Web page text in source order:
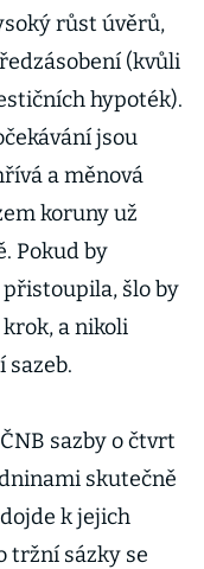
růst úvěrů,
(kvůli
hypoték).
jsou
a měnová
koruny už
Pokud by
přistoupila, šlo by
a nikoli
sazeb.
sazby o čtvrt
skutečně
k jejich
tržní sázky se